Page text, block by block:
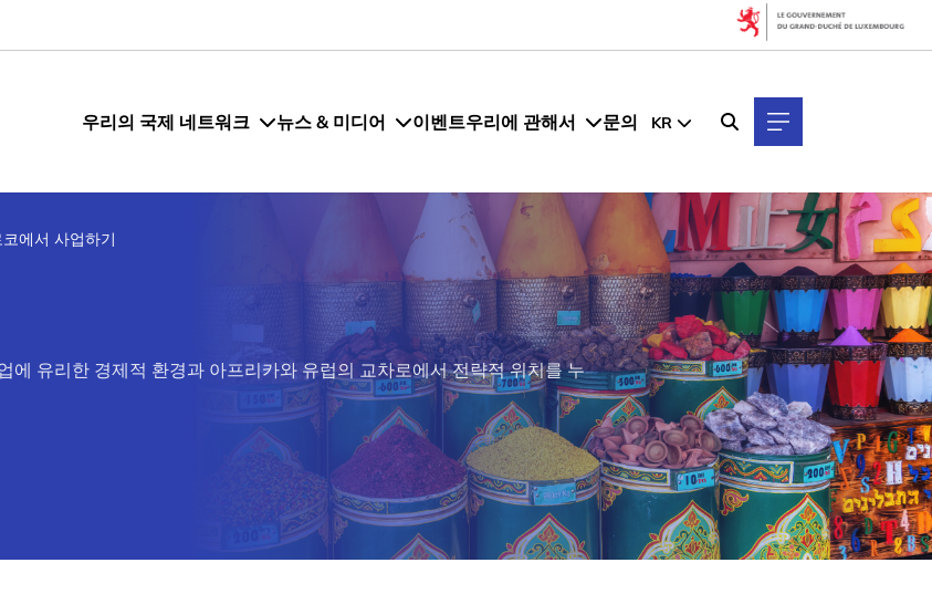
우리의 국제 네트워크 뉴스 & 미디어 이벤트우리에 관해서 문의 KR
코에서 사업하기
에 유리한 경제적 환경과 아프리카와 유럽의 교차로에서 전략적 위치를 누